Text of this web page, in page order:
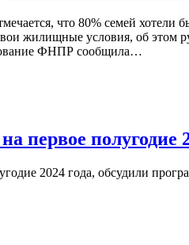
что 80% семей
жилищные условия, об этом
ФНПР сообщила…
первое полугодие
2024 года, обсудили